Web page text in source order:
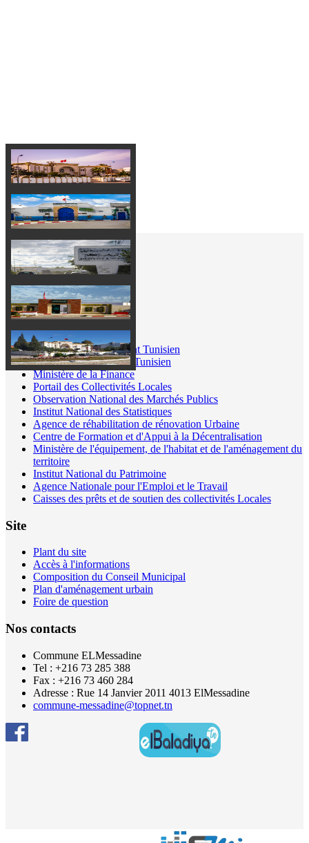
Liens Utiles
Portail du gouvernement Tunisien
Ministère de l'Intérieur Tunisien
Ministère de la Finance
Portail des Collectivités Locales
Observation National des Marchés Publics
Institut National des Statistiques
Agence de réhabilitation de rénovation Urbaine
Centre de Formation et d'Appui à la Décentralisation
Ministère de l'équipement, de l'habitat et de l'aménagement du
territoire
Institut National du Patrimoine
Agence Nationale pour l'Emploi et le Travail
Caisses des prêts et de soutien des collectivités Locales
Site
Plant du site
Accès à l'informations
Composition du Conseil Municipal
Plan d'aménagement urbain
Foire de question
Nos contacts
Commune ELMessadine
Tel : +216 73 285 388
Fax : +216 73 460 284
Adresse : Rue 14 Janvier 2011 4013 ElMessadine
commune-messadine@topnet.tn